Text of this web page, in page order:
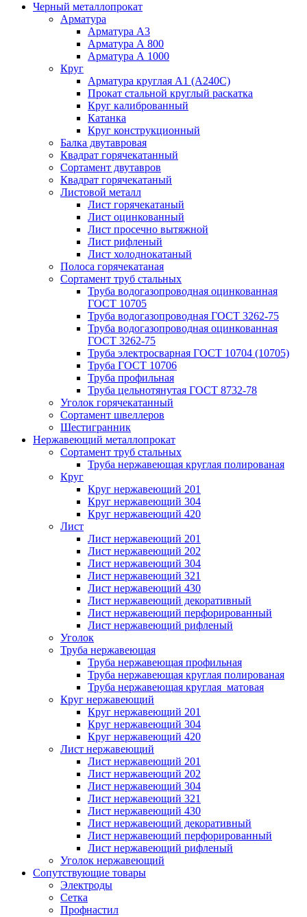
Черный металлопрокат
Арматура
Арматура А3
Арматура А 800
Арматура А 1000
Круг
Арматура круглая А1 (А240C)
Прокат стальной круглый раскатка
Круг калиброванный
Катанка
Круг конструкционный
Балка двутавровая
Квадрат горячекатанный
Сортамент двутавров
Квадрат горячекатаный
Листовой металл
Лист горячекатаный
Лист оцинкованный
Лист просечно вытяжной
Лист рифленый
Лист холоднокатаный
Полоса горячекатаная
Сортамент труб стальных
Труба водогазопроводная оцинкованная
ГОСТ 10705
Труба водогазопроводная ГОСТ 3262-75
Труба водогазопроводная оцинкованная
ГОСТ 3262-75
Труба электросварная ГОСТ 10704 (10705)
Труба ГОСТ 10706
Труба профильная
Труба цельнотянутая ГОСТ 8732-78
Уголок горячекатанный
Сортамент швеллеров
Шестигранник
Нержавеющий металлопрокат
Сортамент труб стальных
Труба нержавеющая круглая полированая
Круг
Круг нержавеющий 201
Круг нержавеющий 304
Круг нержавеющий 420
Лист
Лист нержавеющий 201
Лист нержавеющий 202
Лист нержавеющий 304
Лист нержавеющий 321
Лист нержавеющий 430
Лист нержавеющий декоративный
Лист нержавеющий перфорированный
Лист нержавеющий рифленый
Уголок
Труба нержавеющая
Труба нержавеющая профильная
Труба нержавеющая круглая полированая
Труба нержавеющая круглая матовая
Круг нержавеющий
Круг нержавеющий 201
Круг нержавеющий 304
Круг нержавеющий 420
Лист нержавеющий
Лист нержавеющий 201
Лист нержавеющий 202
Лист нержавеющий 304
Лист нержавеющий 321
Лист нержавеющий 430
Лист нержавеющий декоративный
Лист нержавеющий перфорированный
Лист нержавеющий рифленый
Уголок нержавеющий
Cопутствующие товары
Электроды
Сетка
Профнастил